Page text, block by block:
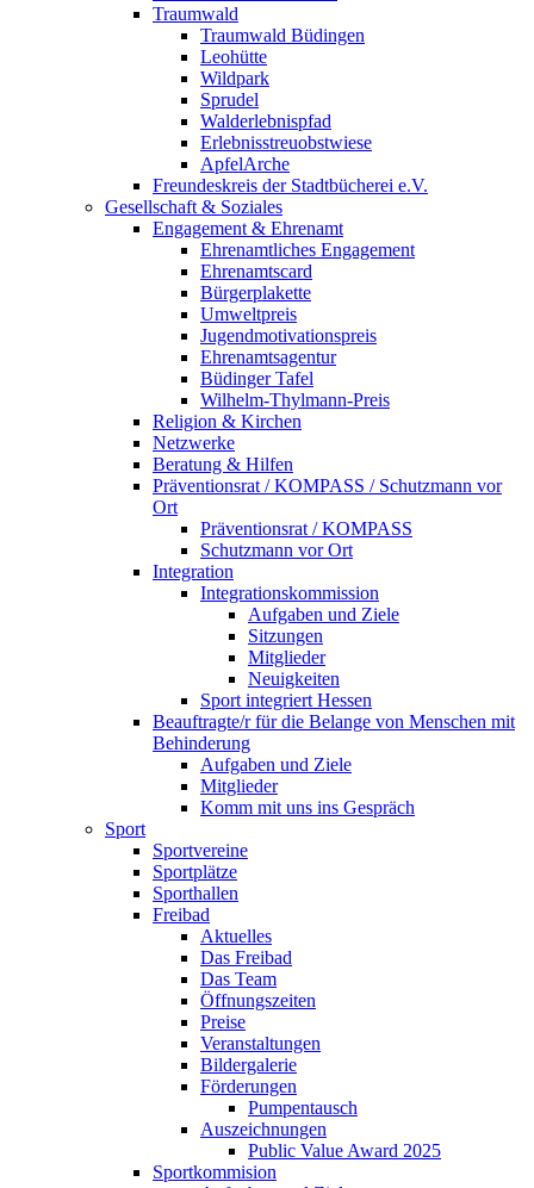
Traumwald
Traumwald Büdingen
Leohütte
Wildpark
Sprudel
Walderlebnispfad
Erlebnisstreuobstwiese
ApfelArche
Freundeskreis der Stadtbücherei e.V.
Gesellschaft & Soziales
Engagement & Ehrenamt
Ehrenamtliches Engagement
Ehrenamtscard
Bürgerplakette
Umweltpreis
Jugendmotivationspreis
Ehrenamtsagentur
Büdinger Tafel
Wilhelm-Thylmann-Preis
Religion & Kirchen
Netzwerke
Beratung & Hilfen
Präventionsrat / KOMPASS / Schutzmann vor
Ort
Präventionsrat / KOMPASS
Schutzmann vor Ort
Integration
Integrationskommission
Aufgaben und Ziele
Sitzungen
Mitglieder
Neuigkeiten
Sport integriert Hessen
Beauftragte/r für die Belange von Menschen mit
Behinderung
Aufgaben und Ziele
Mitglieder
Komm mit uns ins Gespräch
Sport
Sportvereine
Sportplätze
Sporthallen
Freibad
Aktuelles
Das Freibad
Das Team
Öffnungszeiten
Preise
Veranstaltungen
Bildergalerie
Förderungen
Pumpentausch
Auszeichnungen
Public Value Award 2025
Sportkommision